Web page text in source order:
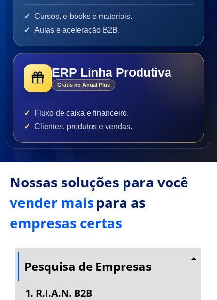
Cursos, e-books e materiais.
Aulas e aceleração B2B.
ERP Linha Produtiva
Grátis no Anual Plus
Fluxo de caixa e financeiro.
Clientes, produtos e vendas.
Nossas soluções para você
vender maispara as
empresas certas
Pesquisa de Empresas
1. R.I.A.N. B2B